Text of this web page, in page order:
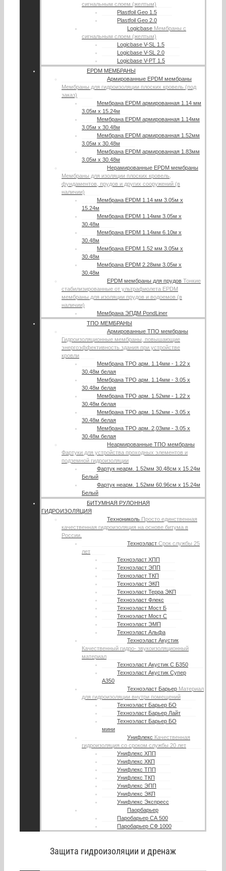
сигнальным слоем (желтым)
Plastfoil Geo 1.5
Plastfoil Geo 2.0
Logicbase Мембраны с
сигнальным слоем (желтым)
Logicbase V-SL 1.5
Logicbase V-SL 2.0
Logicbase V-PT 1.5
EPDM МЕМБРАНЫ
Армированные EPDM мембраны
Мембраны для гидроизоляции плоских кровель (под
заказ)
Мембрана EPDM армированная 1.14 мм
3.05м х 15.24м
Мембрана EPDM армированная 1.14мм
3.05м х 30.48м
Мембрана EPDM армированная 1.52мм
3.05м х 30.48м
Мембрана EPDM армированная 1.83мм
3.05м х 30.48м
Нерамированные EPDM мембраны
Мембраны для изоляции плоских кровель,
фундаментов, прудов и других сооружений (в
наличии)
Мембрана EPDM 1.14 мм 3.05м х
15.24м
Мембрана EPDM 1.14мм 3.05м х
30.48м
Мембрана EPDM 1.14мм 6.10м х
30.48м
Мембрана EPDM 1.52 мм 3.05м х
30.48м
Мембрана EPDM 2.28мм 3.05м х
30.48м
EPDM мембраны для прудов Тонкие
стабилизированные от ультрафиолета EPDM
мембраны для изоляции прудов и водоемов (в
наличии)
Мембрана ЭПДМ PondLiner
ТПО МЕМБРАНЫ
Армированные ТПО мембраны
Гидроизоляционные мембраны, повышающие
энергоэффективность здания при устройстве
кровли
Мембрана TPO арм. 1.14мм - 1.22 х
30.48м белая
Мембрана TPO арм. 1.14мм - 3.05 х
30.48м белая
Мембрана TPO арм. 1.52мм - 1.22 х
30.48м белая
Мембрана TPO арм. 1.52мм - 3.05 х
30.48м белая
Мембрана TPO арм. 2,03мм - 3.05 х
30.48м белая
Неармированные ТПО мембраны
Фартуки для устройства проходных элементов и
подземной гидроизоляции
Фартук неарм. 1.52мм 30.48см х 15.24м
Белый
Фартук неарм. 1.52мм 60.96см х 15.24м
Белый
БИТУМНАЯ РУЛОННАЯ
ГИДРОИЗОЛЯЦИЯ
Технониколь Просто единственная
качественная гидроизоляция на основе битума в
России.
Техноэласт Срок службы 25
лет
Техноэласт ХПП
Техноэласт ЭПП
Техноэласт ТКП
Техноэласт ЭКП
Техноэласт Терра ЭКП
Техноэласт Флекс
Техноэласт Мост Б
Техноэласт Мост С
Техноэласт ЭМП
Техноэласт Альфа
Техноэласт Акустик
Качественный гидро- звукоизоляционный
материал
Техноэласт Акустик С Б350
Техноэласт Акустик Супер
А350
Техноэласт Барьер Материал
для гидроизоляции внутри помещений
Техноэласт Барьер БО
Техноэласт Барьер Лайт
Техноэласт Барьер БО
мини
Унифлекс Качественная
гидроизоляция со сроком службы 20 лет
Унифлекс ХПП
Унифлекс ХКП
Унифлекс ТПП
Унифлекс ТКП
Унифлекс ЭПП
Унифлекс ЭКП
Унифлекс Экспресс
Паорбарьер
Паробарьер СА 500
Паробарьер СФ 1000
Защита гидроизоляции и дренаж